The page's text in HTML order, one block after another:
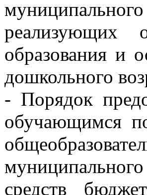
реализующих
образования и
дошкольного
- Порядок
обучающимся
средств